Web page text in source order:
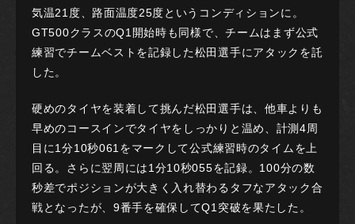
気温21度、路面温度25度というコンディションに。
GT500クラスのQ1開始時も同様で、チームはまず公式
練習でチームベストを記録した松田選手にアタックを託
した。
硬めのタイヤを装着して挑んだ松田選手は、他車よりも
早めのコースインでタイヤをしっかりと温め、計測4周
目に1分10秒061をマークして公式練習時のタイムを上
回る。さらに翌周には1分10秒055を記録。100分の数
秒差でポジションが大きく入れ替わるタフなアタック合
戦となったが、9番手を確保してQ1突破を果たした。